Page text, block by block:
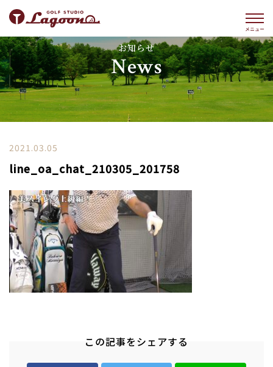
お知らせ
News
2021.03.05
line_oa_chat_210305_201758
この記事をシェアする